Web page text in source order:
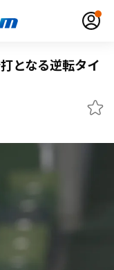
となる逆転タイ